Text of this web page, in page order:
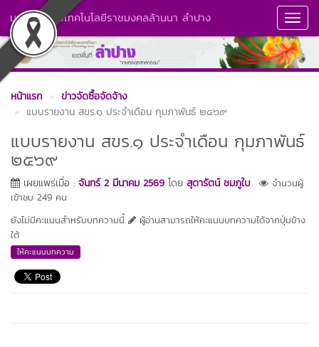
มหาวิทยาลัยเทคโนโลยีราชมงคลล้านนา ลำปาง
หน้าแรก
ข่าวจัดซื้อจัดจ้าง
แบบรายงาน สขร.๑ ประจำเดือน กุมภาพันธ์ ๒๕๖๙
แบบรายงาน สขร.๑ ประจำเดือน กุมภาพันธ์
๒๕๖๙
เผยแพร่เมื่อ : จันทร์ 2 มีนาคม 2569 โดย สุดารัตน์ ชมภูใบ
จำนวนผู้
เข้าชม 249 คน
ยังไม่มีคะแนนสำหรับบทความนี้
ผู้อ่านสามารถให้คะแนนบทความได้จากปุ่มข้าง
ใต้
ให้คะแนนบทความ